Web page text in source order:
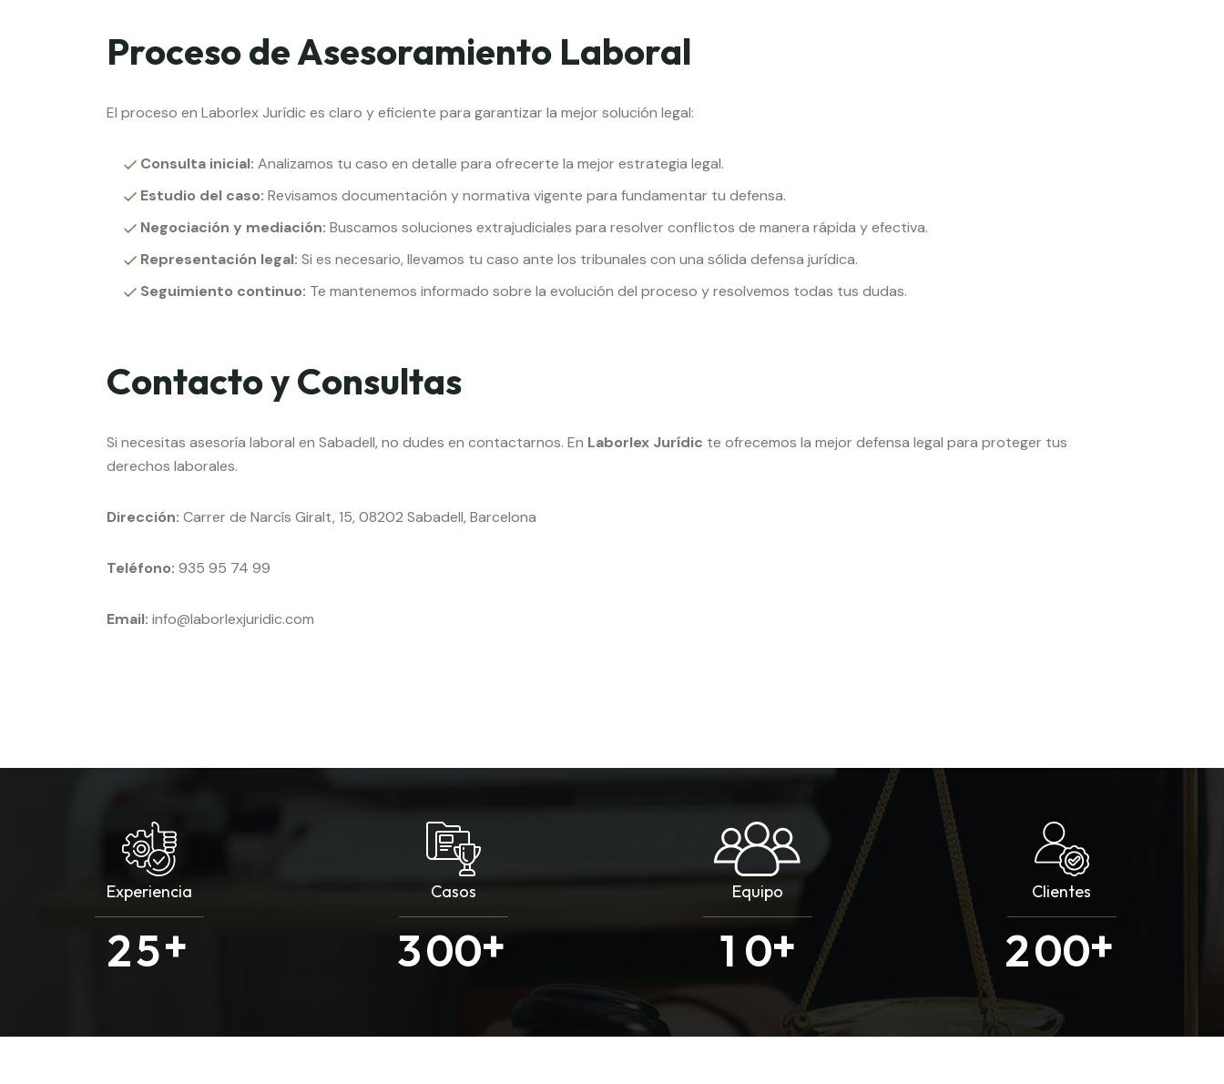
Proceso de Asesoramiento Laboral
El proceso en Laborlex Jurídic es claro y eficiente para garantizar la mejor solución legal:
Consulta inicial: Analizamos tu caso en detalle para ofrecerte la mejor estrategia legal.
Estudio del caso: Revisamos documentación y normativa vigente para fundamentar tu defensa.
Negociación y mediación: Buscamos soluciones extrajudiciales para resolver conflictos de manera rápida y efectiva.
Representación legal: Si es necesario, llevamos tu caso ante los tribunales con una sólida defensa jurídica.
Seguimiento continuo: Te mantenemos informado sobre la evolución del proceso y resolvemos todas tus dudas.
Contacto y Consultas
Si necesitas asesoría laboral en Sabadell, no dudes en contactarnos. En Laborlex Jurídic te ofrecemos la mejor defensa legal para proteger tus
derechos laborales.
Dirección: Carrer de Narcís Giralt, 15, 08202 Sabadell, Barcelona
Teléfono: 935 95 74 99
Email: info@laborlexjuridic.com
Experiencia
25+
Casos
300+
Equipo
1 0+
Clientes
200+